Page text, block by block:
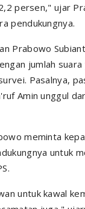
persen," ujar
pendukungnya.
Prabowo
jumlah
Pasalnya,
Amin unggul
meminta
untuk
untuk kawal